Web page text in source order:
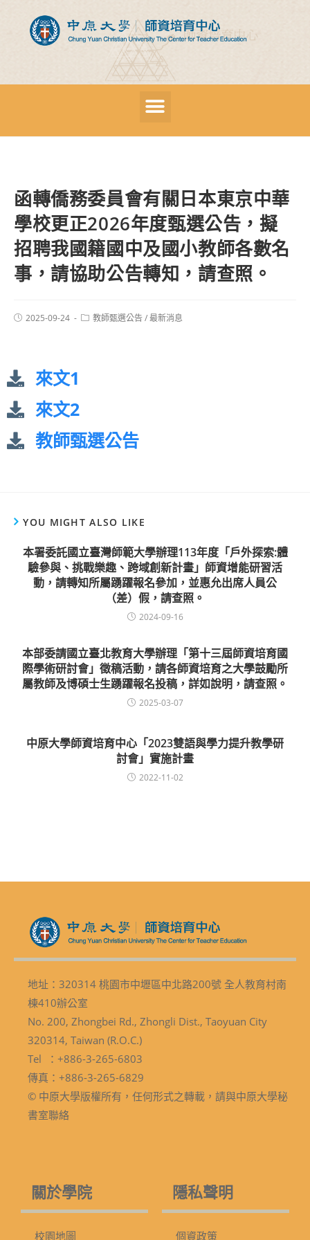
函轉僑務委員會有關日本東京中華
學校更正2026年度甄選公告，擬
招聘我國籍國中及國小教師各數名
事，請協助公告轉知，請查照。
2025-09-24 教師甄選公告/最新消息
來文1
來文2
教師甄選公告
YOU MIGHT ALSO LIKE
本署委託國立臺灣師範大學辦理113年度「戶外探索:體
驗參與、挑戰樂趣、跨域創新計畫」師資增能研習活
動，請轉知所屬踴躍報名參加，並惠允出席人員公
（差）假，請查照。
2024-09-16
本部委請國立臺北教育大學辦理「第十三屆師資培育國
際學術研討會」徵稿活動，請各師資培育之大學鼓勵所
屬教師及博碩士生踴躍報名投稿，詳如說明，請查照。
2025-03-07
中原大學師資培育中心「2023雙語與學力提升教學研
討會」實施計畫
2022-11-02
地址：320314 桃園市中壢區中北路200號 全人教育村南
棟410辦公室
No. 200, Zhongbei Rd., Zhongli Dist., Taoyuan City
320314, Taiwan (R.O.C.)
Tel ：+886-3-265-6803
傳真：+886-3-265-6829
© 中原大學版權所有，任何形式之轉載，請與中原大學秘
書室聯絡
關於學院
校園地圖
隱私聲明
個資政策